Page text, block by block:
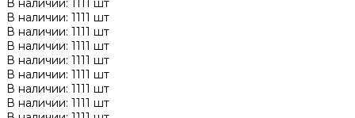
В наличии: 1111 шт
В наличии: 1111 шт
В наличии: 1111 шт
В наличии: 1111 шт
В наличии: 1111 шт
В наличии: 1111 шт
В наличии: 1111 шт